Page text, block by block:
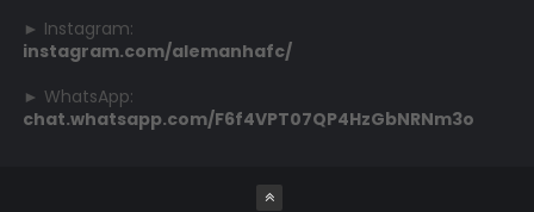
► Instagram:
instagram.com/alemanhafc/
► WhatsApp:
chat.whatsapp.com/F6f4VPT07QP4HzGbNRNm3o